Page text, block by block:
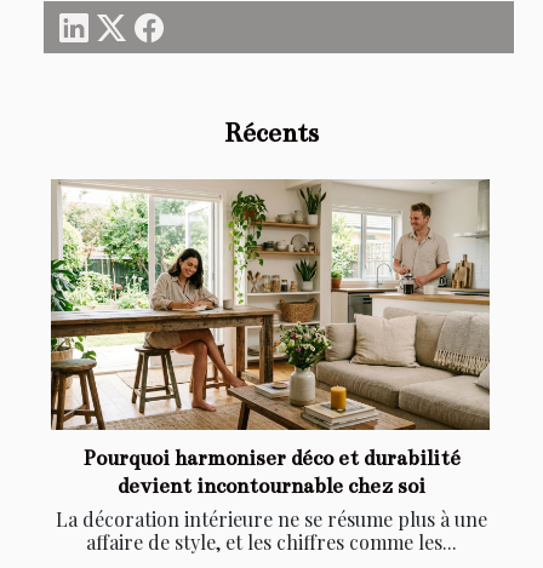
Récents
Pourquoi harmoniser déco et durabilité
devient incontournable chez soi
La décoration intérieure ne se résume plus à une
affaire de style, et les chiffres comme les...